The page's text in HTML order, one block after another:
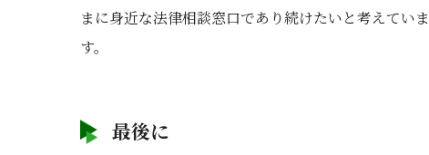
まに身近な法律相談窓口であり続けたいと考えていま
す。
最後に